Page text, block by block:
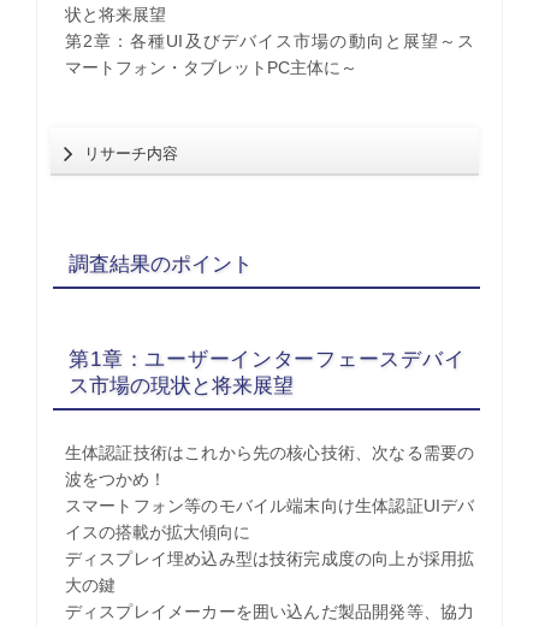
状と将来展望
第2章：各種UI及びデバイス市場の動向と展望～ス
マートフォン・タブレットPC主体に～
リサーチ内容
調査結果のポイント
第1章：ユーザーインターフェースデバイ
ス市場の現状と将来展望
生体認証技術はこれから先の核心技術、次なる需要の
波をつかめ！
スマートフォン等のモバイル端末向け生体認証UIデバ
イスの搭載が拡大傾向に
ディスプレイ埋め込み型は技術完成度の向上が採用拡
大の鍵
ディスプレイメーカーを囲い込んだ製品開発等、協力